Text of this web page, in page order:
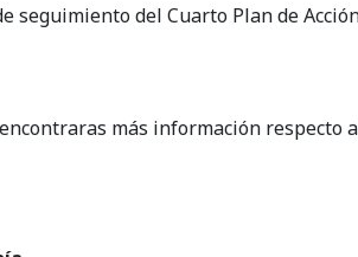
seguimiento del Cuarto Plan de
más información respecto